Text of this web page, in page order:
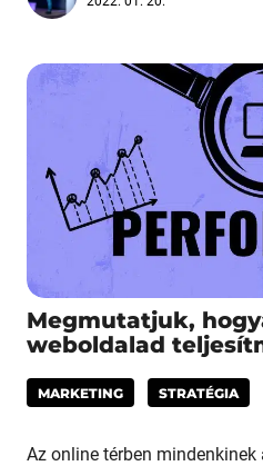
Megmutatjuk,
weboldalad
MARKETING STRATÉGIA
Az online térben